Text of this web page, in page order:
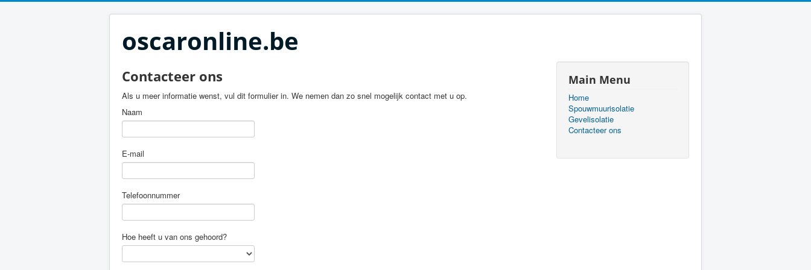
oscaronline.be
Contacteer ons
Als u meer informatie wenst, vul dit formulier in. We nemen dan zo snel mogelijk contact met u op.
Naam
E-mail
Telefoonnummer
Hoe heeft u van ons gehoord?
Main Menu
Home
Spouwmuurisolatie
Gevelisolatie
Contacteer ons